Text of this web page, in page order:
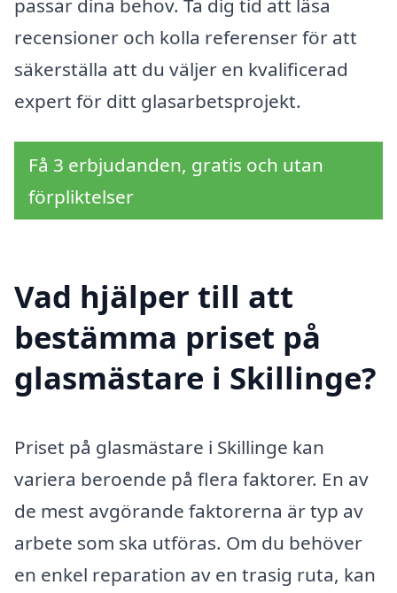
passar dina behov. Ta dig tid att läsa
recensioner och kolla referenser för att
säkerställa att du väljer en kvalificerad
expert för ditt glasarbetsprojekt.
Få 3 erbjudanden, gratis och utan
förpliktelser
Vad hjälper till att
bestämma priset på
glasmästare i Skillinge?
Priset på glasmästare i Skillinge kan
variera beroende på flera faktorer. En av
de mest avgörande faktorerna är typ av
arbete som ska utföras. Om du behöver
en enkel reparation av en trasig ruta, kan